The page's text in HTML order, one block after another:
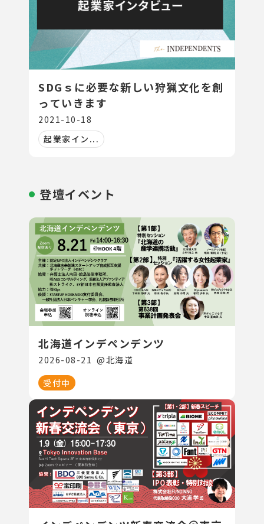
SDGｓに必要な新しい狩猟文化を創
っていきます
2021-10-18
起業家イン...
登壇イベント
北海道インデペンデンツ
2026-08-21 @北海道
受付中